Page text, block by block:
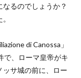
るのでしょうか？
di Canossa」
で、ローマ皇帝がキ
ッサ城の前に、ロー